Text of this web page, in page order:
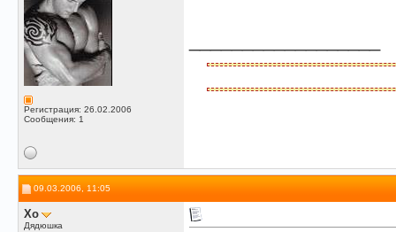
Регистрация: 26.02.2006
Сообщения: 1
09.03.2006, 11:05
Xo
Дядюшка